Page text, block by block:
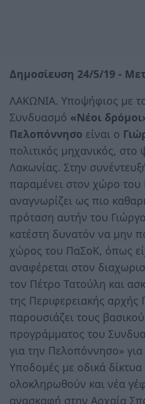
Δημοσίευση 24/5/19 -
ΛΑΚΩΝΙΑ. Yποψήφιος με
Συνδυασμό «Νέοι
Πελοπόννησο είναι ο
πολιτικός μηχανικός, στο
Λακωνίας. Στην
παραμένει στον χώρο
αναγνωρίζει ως πιο
πρόταση αυτήν του
κατέστη δυνατόν να μην
χώρος του ΠαΣοΚ, όπως
αναφέρεται στον
τον Πέτρο Τατούλη και
της Περιφερειακής
παρουσιάζει τους
προγράμματος του
για την Πελοπόννησο»
Υποδομές με οδικά
ολοκληρωθούν και νέα
ανασκαφή στην Αρχαία